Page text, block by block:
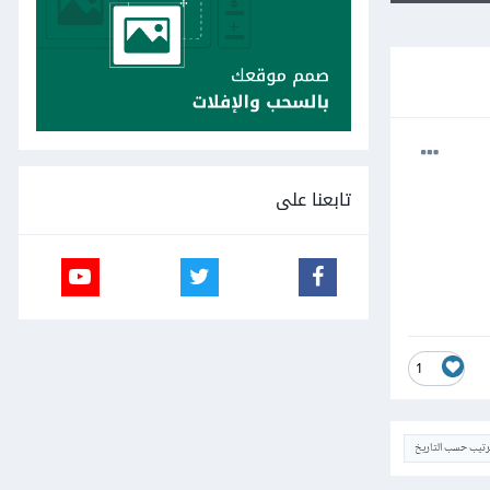
1
حسب التاريخ
تابعنا على